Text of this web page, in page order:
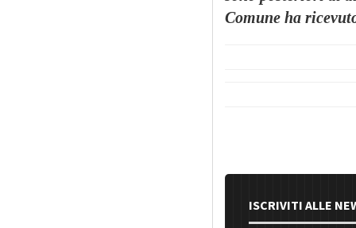
Comune ha
ISCRIVITI ALLE